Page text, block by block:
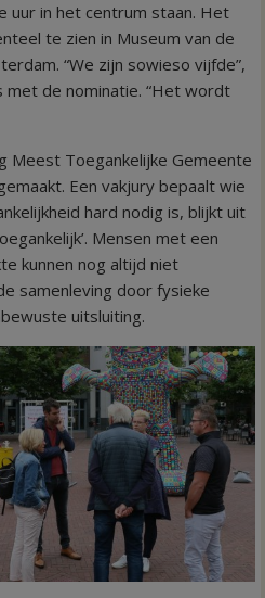
uur in het centrum staan. Het
te zien in Museum van de
“We zijn sowieso vijfde”,
met de nominatie. “Het wordt
Meest Toegankelijke Gemeente
Een vakjury bepaalt wie
hard nodig is, blijkt uit
Mensen met een
kunnen nog altijd niet
samenleving door fysieke
uitsluiting.